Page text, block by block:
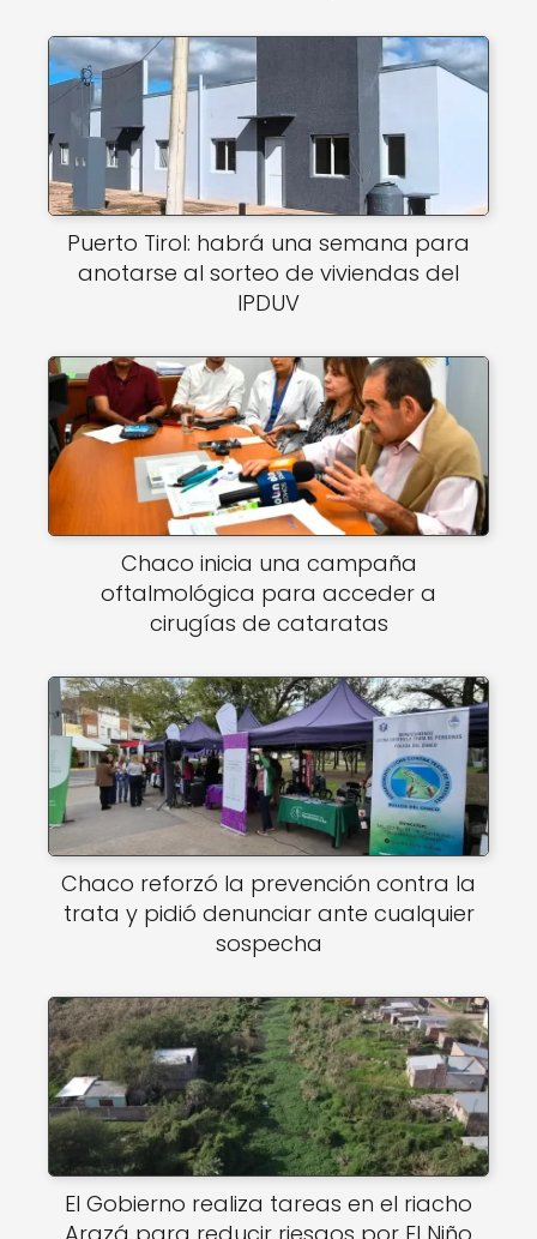
Puerto Tirol: habrá una semana para
anotarse al sorteo de viviendas del
IPDUV
Chaco inicia una campaña
oftalmológica para acceder a
cirugías de cataratas
Chaco reforzó la prevención contra la
trata y pidió denunciar ante cualquier
sospecha
El Gobierno realiza tareas en el riacho